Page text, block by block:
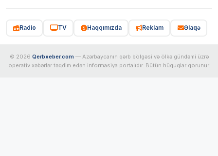
Radio TV Haqqımızda Reklam Əlaqə
© 2026 Qerbxeber.com — Azərbaycanın qərb bölgəsi və ölkə gündəmi üzrə
operativ xəbərlər təqdim edən informasiya portalıdır. Bütün hüquqlar qorunur.